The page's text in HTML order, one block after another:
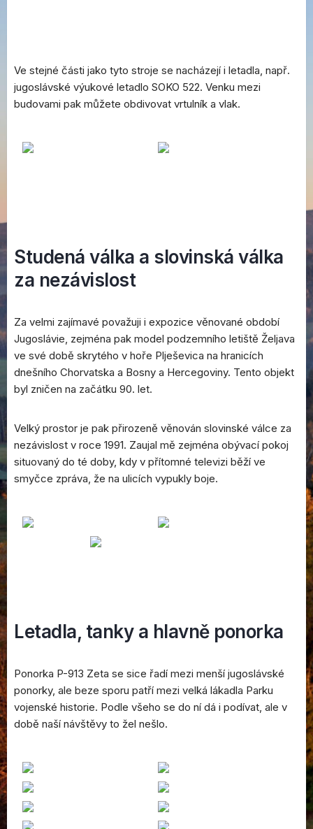
Ve stejné části jako tyto stroje se nacházejí i letadla, např.
jugoslávské výukové letadlo SOKO 522. Venku mezi
budovami pak můžete obdivovat vrtulník a vlak.
Studená válka a slovinská válka
za nezávislost
Za velmi zajímavé považuji i expozice věnované období
Jugoslávie, zejména pak model podzemního letiště Željava
ve své době skrytého v hoře Plješevica na hranicích
dnešního Chorvatska a Bosny a Hercegoviny. Tento objekt
byl zničen na začátku 90. let.
Velký prostor je pak přirozeně věnován slovinské válce za
nezávislost v roce 1991. Zaujal mě zejména obývací pokoj
situovaný do té doby, kdy v přítomné televizi běží ve
smyčce zpráva, že na ulicích vypukly boje.
Letadla, tanky a hlavně ponorka
Ponorka P-913 Zeta se sice řadí mezi menší jugoslávské
ponorky, ale beze sporu patří mezi velká lákadla Parku
vojenské historie. Podle všeho se do ní dá i podívat, ale v
době naší návštěvy to žel nešlo.